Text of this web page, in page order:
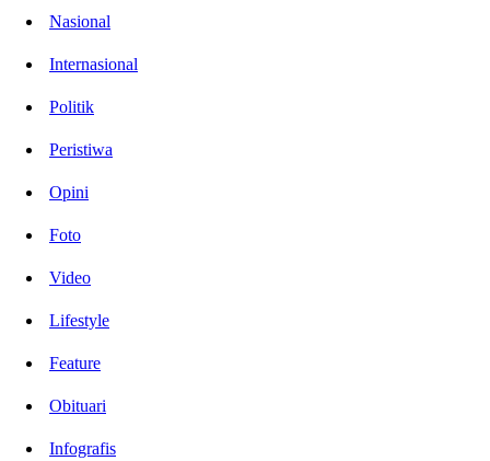
Nasional
Internasional
Politik
Peristiwa
Opini
Foto
Video
Lifestyle
Feature
Obituari
Infografis